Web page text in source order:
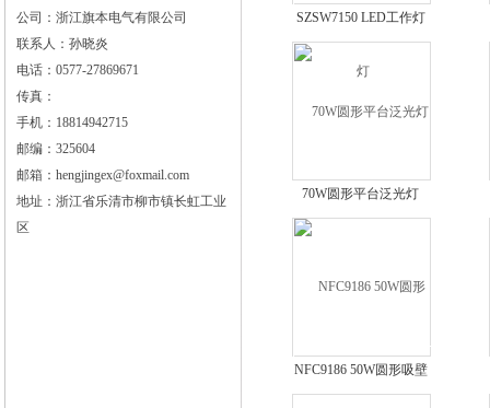
公司：浙江旗本电气有限公司
联系人：孙晓炎
电话：0577-27869671
传真：
手机：18814942715
邮编：325604
邮箱：hengjingex@foxmail.com
地址：浙江省乐清市柳市镇长虹工业
区
SZSW7150 LED工作灯
70W圆形平台泛光灯
NFC9186 50W圆形吸壁
弯灯